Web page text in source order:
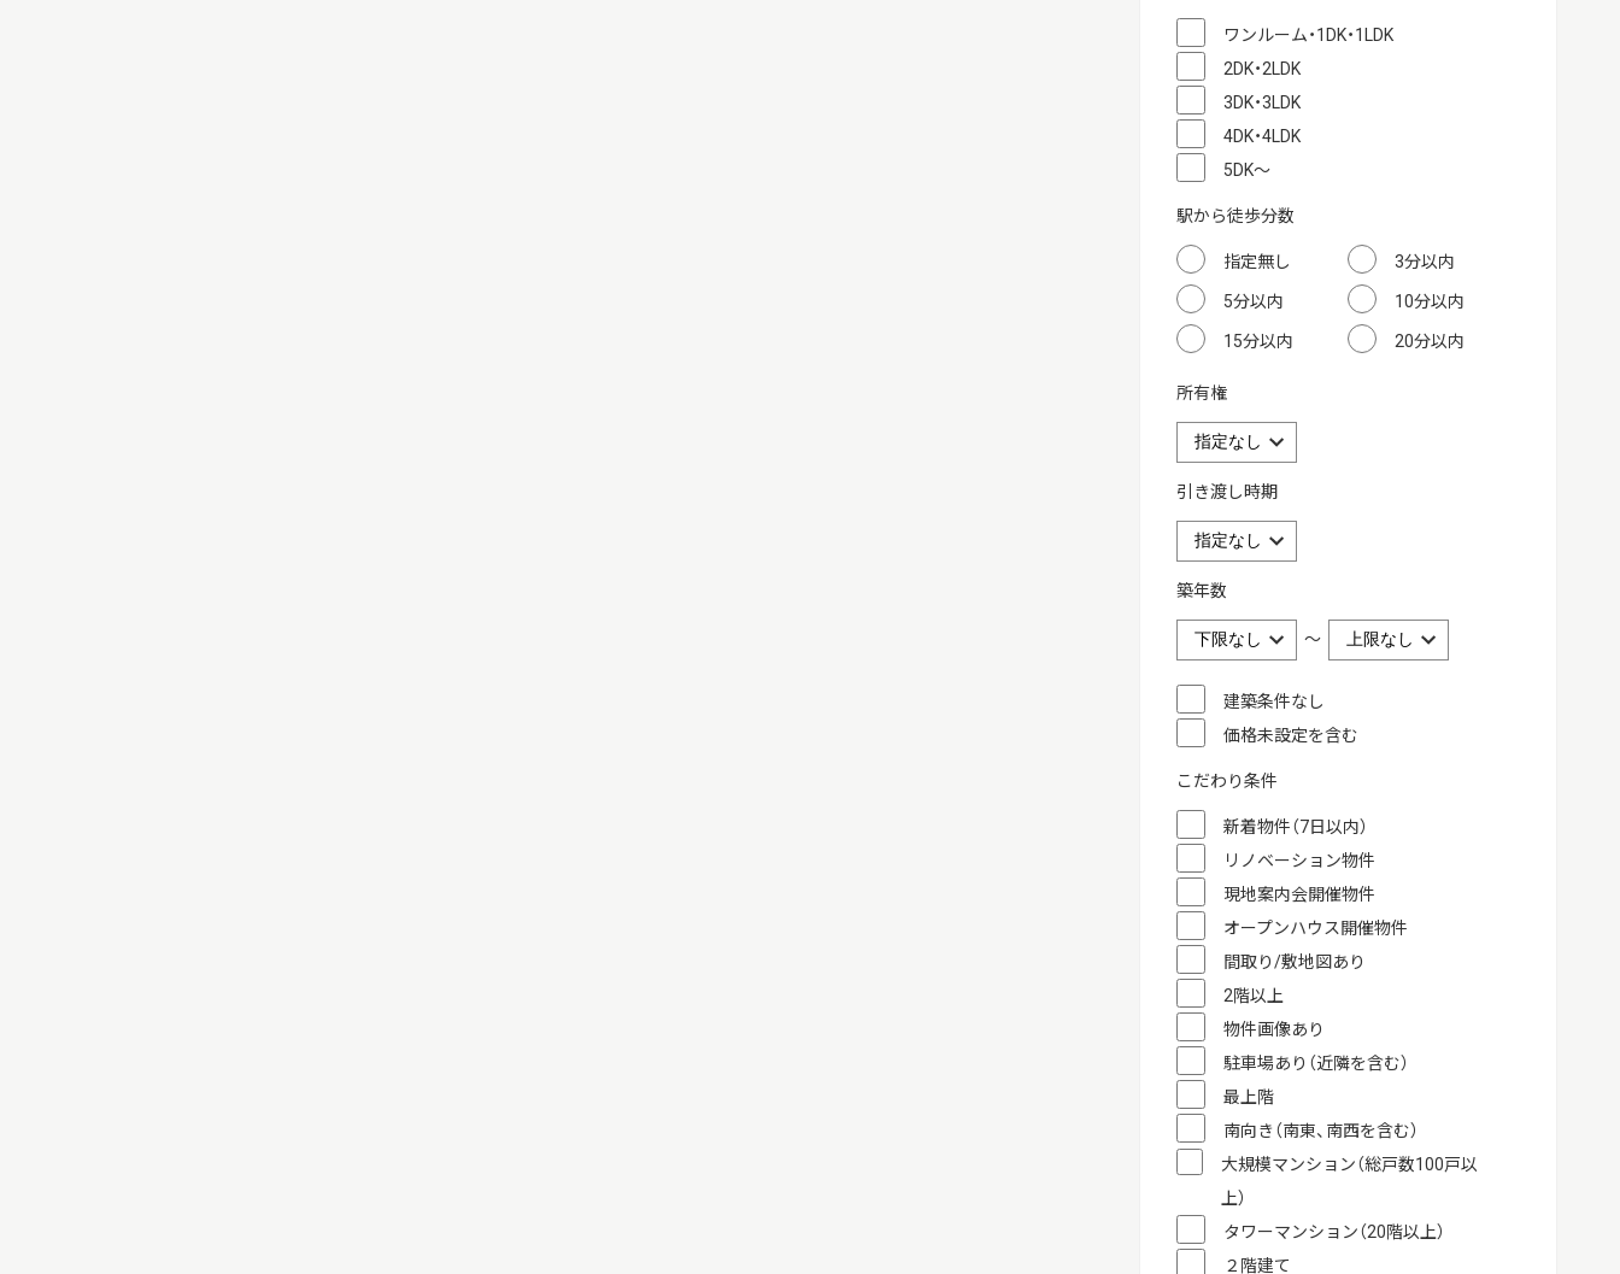
ワンルーム・1DK・1LDK
2DK・2LDK
3DK・3LDK
4DK・4LDK
5DK～
駅から徒歩分数
指定無し 3分以内
5分以内 10分以内
15分以内 20分以内
所有権
引き渡し時期
築年数
～
建築条件なし
価格未設定を含む
こだわり条件
新着物件（7日以内）
リノベーション物件
現地案内会開催物件
オープンハウス開催物件
間取り/敷地図あり
2階以上
物件画像あり
駐車場あり（近隣を含む）
最上階
南向き（南東、南西を含む）
大規模マンション（総戸数100戸以
上）
タワーマンション（20階以上）
２階建て